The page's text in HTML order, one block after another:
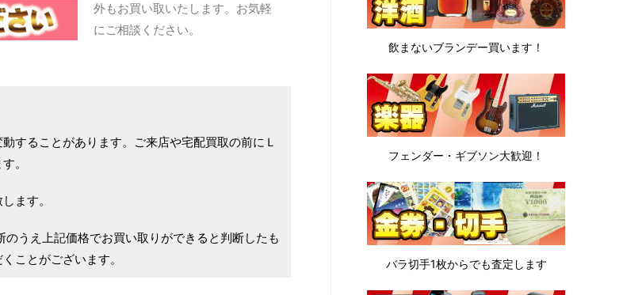
外もお買い取いたします。お気軽
にご相談ください。
することがあります。ご来店や宅配買取の前にＬ
。
ます。
うえ上記価格でお買い取りができると判断したも
ことがございます。
飲まないブランデー買います！
フェンダー・ギブソン大歓迎！
バラ切手1枚からでも査定します